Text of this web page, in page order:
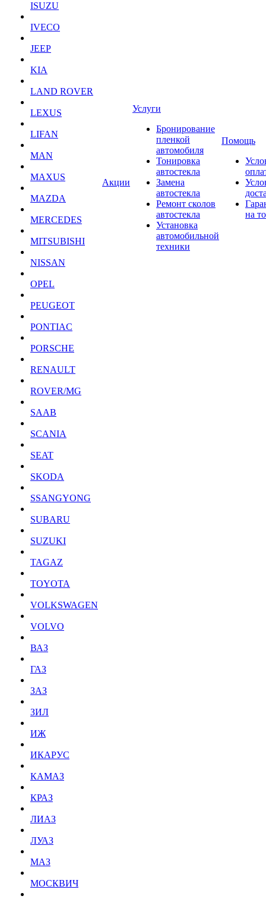
ISUZU
IVECO
JEEP
KIA
LAND ROVER
LEXUS
LIFAN
MAN
MAXUS
MAZDA
MERCEDES
MITSUBISHI
NISSAN
OPEL
PEUGEOT
PONTIAC
PORSCHE
RENAULT
ROVER/MG
SAAB
SCANIA
SEAT
SKODA
SSANGYONG
SUBARU
SUZUKI
TAGAZ
TOYOTA
VOLKSWAGEN
VOLVO
ВАЗ
ГАЗ
ЗАЗ
ЗИЛ
ИЖ
ИКАРУС
КАМАЗ
КРАЗ
ЛИАЗ
ЛУАЗ
МАЗ
МОСКВИЧ
Акции
Услуги
Бронирование
пленкой
автомобиля
Тонировка
автостекла
Замена
автостекла
Ремонт сколов
автостекла
Установка
автомобильной
техники
Помощь
на